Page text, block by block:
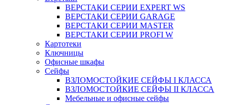
ВЕРСТАКИ СЕРИИ EXPERT WS
ВЕРСТАКИ СЕРИИ GARAGE
ВЕРСТАКИ СЕРИИ MASTER
ВЕРСТАКИ СЕРИИ PROFI W
Картотеки
Ключницы
Офисные шкафы
Сейфы
ВЗЛОМОСТОЙКИЕ СЕЙФЫ I КЛАССА
ВЗЛОМОСТОЙКИЕ СЕЙФЫ II КЛАССА
Мебельные и офисные сейфы